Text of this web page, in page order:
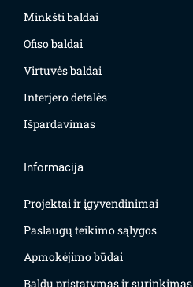
Minkšti baldai
Ofiso baldai
Virtuvės baldai
Interjero detalės
Išpardavimas
Informacija
Projektai ir įgyvendinimai
Paslaugų teikimo sąlygos
Apmokėjimo būdai
Baldų pristatymas ir surinkimas